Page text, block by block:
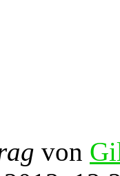
von